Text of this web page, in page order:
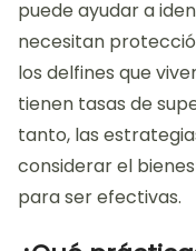
puede ayudar a
necesitan
los delfines que
tienen tasas de
tanto, las
considerar el
para ser efectivas.